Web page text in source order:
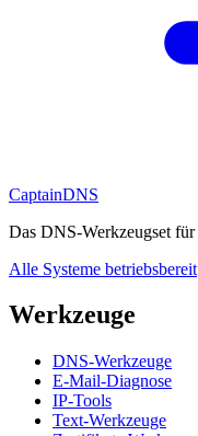
CaptainDNS
Das DNS-Werkzeugset
Alle Systeme betriebsbereit
Werkzeuge
DNS-Werkzeuge
E-Mail-Diagnose
IP-Tools
Text-Werkzeuge